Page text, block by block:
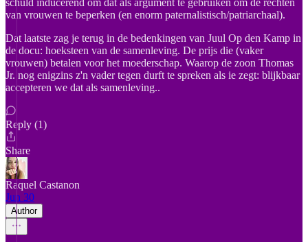
schuld inducerend om dat als argument te gebruiken om de rechten
van vrouwen te beperken (en enorm paternalistisch/patriarchaal).
Dat laatste zag je terug in de bedenkingen van Juul Op den Kamp in
de docu: hoeksteen van de samenleving. De prijs die (vaker
vrouwen) betalen voor het moederschap. Waarop de zoon Thomas
Jr. nog enigzins z'n vader tegen durft te spreken als ie zegt: blijkbaar
accepteren we dat als samenleving..
Reply (1)
Share
Raquel Castanon
Jun 30
Author